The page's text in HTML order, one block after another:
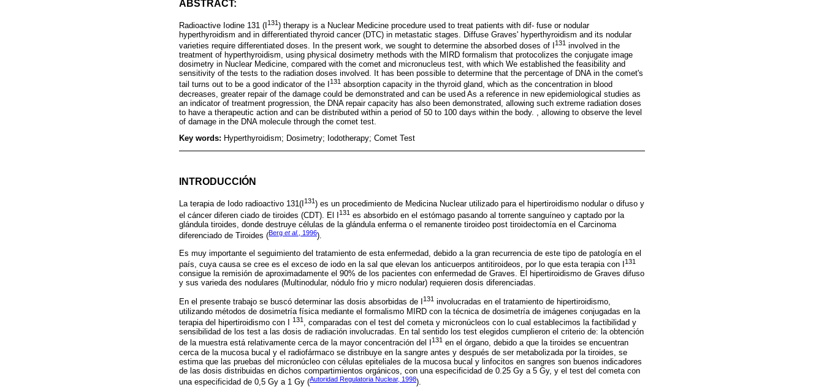
ABSTRACT:
Radioactive Iodine 131 (I 131) therapy is a Nuclear Medicine procedure used to treat patients with dif- fuse or nodular
hyperthyroidism and in differentiated thyroid cancer (DTC) in metastatic stages. Diffuse Graves' hyperthyroidism and its nodular
varieties require differentiated doses. In the present work, we sought to determine the absorbed doses of I
131 involved in the
treatment of hyperthyroidism, using physical dosimetry methods with the MIRD formalism that protocolizes the conjugate image
dosimetry in Nuclear Medicine, compared with the comet and micronucleus test, with which We established the feasibility and
sensitivity of the tests to the radiation doses involved. It has been possible to determine that the percentage of DNA in the comet's
tail turns out to be a good indicator of the I
131 absorption capacity in the thyroid gland, which as the concentration in blood
decreases, greater repair of the damage could be demonstrated and can be used As a reference in new epidemiological studies as
an indicator of treatment progression, the DNA repair capacity has also been demonstrated, allowing such extreme radiation doses
to have a therapeutic action and can be distributed within a period of 50 to 100 days within the body. , allowing to observe the level
of damage in the DNA molecule through the comet test.
Key words: Hyperthyroidism; Dosimetry; Iodotherapy; Comet Test
INTRODUCCIÓN
La terapia de Iodo radioactivo 131(I 131) es un procedimiento de Medicina Nuclear utilizado para el hipertiroidismo nodular o difuso y
el cáncer diferen ciado de tiroides (CDT). El I
131 es absorbido en el estómago pasando al torrente sanguíneo y captado por la
glándula tiroides, donde destruye células de la glándula enferma o el remanente tiroideo post tiroidectomía en el Carcinoma
diferenciado de Tiroides (Berg et al. , 1996).
Es muy importante el seguimiento del tratamiento de esta enfermedad, debido a la gran recurrencia de este tipo de patología en el
país, cuya causa se cree es el exceso de iodo en la sal que elevan los anticuerpos antitiroideos, por lo que esta terapia con I
131
consigue la remisión de aproximadamente el 90% de los pacientes con enfermedad de Graves. El hipertiroidismo de Graves difuso
y sus varieda des nodulares (Multinodular, nódulo frio y micro nodular) requieren dosis diferenciadas.
En el presente trabajo se buscó determinar las dosis absorbidas de I 131 involucradas en el tratamiento de hipertiroidismo,
utilizando métodos de dosimetría física mediante el formalismo MIRD con la técnica de dosimetría de imágenes conjugadas en la
terapia del hipertiroidismo con I
131 , comparadas con el test del cometa y micronúcleos con lo cual establecimos la factibilidad y
sensibilidad de los test a las dosis de radiación involucradas. En tal sentido los test elegidos cumplieron el criterio de: la obtención
de la muestra está relativamente cerca de la mayor concentración del I
131 en el órgano, debido a que la tiroides se encuentran
cerca de la mucosa bucal y el radiofármaco se distribuye en la sangre antes y después de ser metabolizada por la tiroides, se
estima que las pruebas del micronúcleo con células epiteliales de la mucosa bucal y linfocitos en sangres son buenos indicadores
de las dosis distribuidas en dichos compartimientos orgánicos, con una especificidad de 0.25 Gy a 5 Gy, y el test del cometa con
una especificidad de 0,5 Gy a 1 Gy (Autoridad Regulatoria Nuclear, 1998).